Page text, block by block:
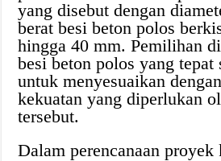
yang disebut dengan
berat besi beton polos
hingga 40 mm. Pemilihan
besi beton polos yang tepat
untuk menyesuaikan
kekuatan yang diperlukan
tersebut.
Dalam perencanaan proyek